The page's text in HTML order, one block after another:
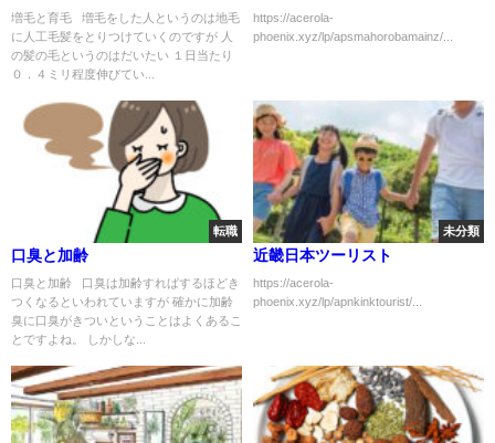
増毛と育毛 増毛をした人というのは地毛
に人工毛髪をとりつけていくのですが 人
の髪の毛というのはだいたい １日当たり
０．４ミリ程度伸びてい...
https://acerola-
phoenix.xyz/lp/apsmahorobamainz/...
転職
口臭と加齢
口臭と加齢 口臭は加齢すればするほどき
つくなるといわれていますが 確かに加齢
臭に口臭がきついということはよくあるこ
とですよね。 しかしな...
未分類
近畿日本ツーリスト
https://acerola-
phoenix.xyz/lp/apnkinktourist/...